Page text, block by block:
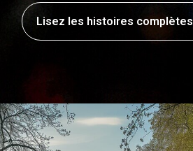
Lisez les histoires complètes